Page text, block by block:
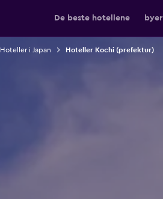
De beste hotellene byer
Hoteller i Japan Hoteller Kochi (prefektur)